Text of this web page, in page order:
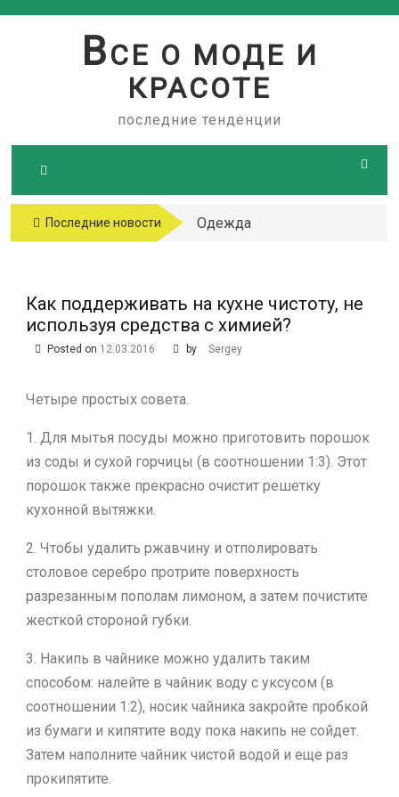
ВСЕ О МОДЕ И
КРАСОТЕ
последние тенденции
Последние новости
Одежда
Как поддерживать на кухне чистоту, не
используя средства с химией?
Posted on 12.03.2016 by Sergey
Четыре простых совета.
1. Для мытья посуды можно приготовить порошок
из соды и сухой горчицы (в соотношении 1:3). Этот
порошок также прекрасно очистит решетку
кухонной вытяжки.
2. Чтобы удалить ржавчину и отполировать
столовое серебро протрите поверхность
разрезанным пополам лимоном, а затем почистите
жесткой стороной губки.
3. Накипь в чайнике можно удалить таким
способом: налейте в чайник воду с уксусом (в
соотношении 1:2), носик чайника закройте пробкой
из бумаги и кипятите воду пока накипь не сойдет.
Затем наполните чайник чистой водой и еще раз
прокипятите.